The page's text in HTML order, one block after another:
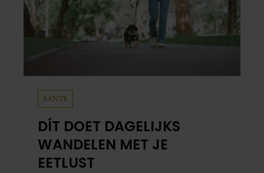
SANTE
DÍT DOET DAGELIJKS
WANDELEN MET JE
EETLUST